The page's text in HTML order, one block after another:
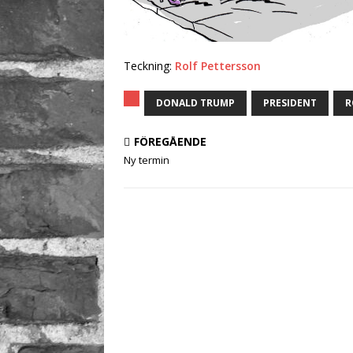
Teckning: Rolf Pettersson
DONALD TRUMP PRESIDENT
FÖREGÅENDE
Ny termin